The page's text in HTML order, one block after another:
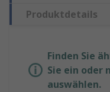
Produktdetails
Finden Sie
Sie ein oder
auswählen.